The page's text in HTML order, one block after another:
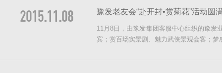
2015.11.08 豫发老友会“赴开封•赏菊花”活动圆
11月8日，由豫发集团客服中心组织的豫发
宾；赏百场实景剧、魅力武侠景观会客；